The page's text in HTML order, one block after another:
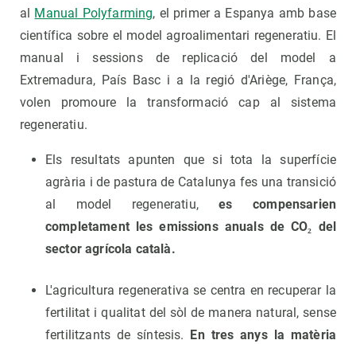
al Manual Polyfarming, el primer a Espanya amb base
científica sobre el model agroalimentari regeneratiu. El
manual i sessions de replicació del model a
Extremadura, País Basc i a la regió d'Ariège, França,
volen promoure la transformació cap al sistema
regeneratiu.
Els resultats apunten que si tota la superfície
agrària i de pastura de Catalunya fes una transició
al model regeneratiu,es compensarien
completament les emissions anuals de CO₂ del
sector agrícola català.
L'agricultura regenerativa se centra en recuperar la
fertilitat i qualitat del sòl de manera natural, sense
fertilitzants de síntesis.
En tres anys la matèria